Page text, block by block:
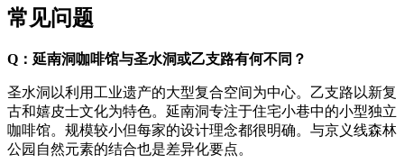
常见问题
Q：延南洞咖啡馆与圣水洞或乙支路有何不同？
圣水洞以利用工业遗产的大型复合空间为中心。乙支路以新复
古和嬉皮士文化为特色。延南洞专注于住宅小巷中的小型独立
咖啡馆。规模较小但每家的设计理念都很明确。与京义线森林
公园自然元素的结合也是差异化要点。